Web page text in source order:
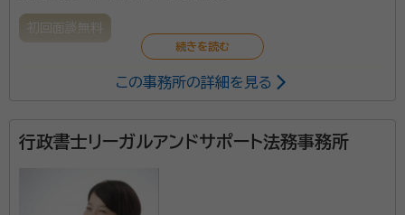
初回面談無料
遺言作成・相続問題・家族信託に特化した行政書士事務
する不安やご心配をお持ちの方は、「いつか対応する」や
など早めの対応が大切です。お問合せ下さい。
この事務所の詳細を見る
行政書士リーガルアンドサポート法務事務所